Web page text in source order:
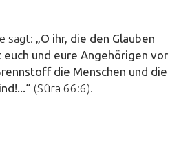
sagt:
O ihr, die den Glauben
und eure Angehörigen vor
die Menschen und die
“ (Sûra 66:6).